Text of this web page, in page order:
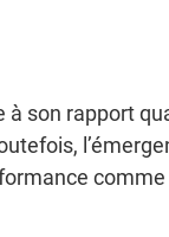
son rapport
comme